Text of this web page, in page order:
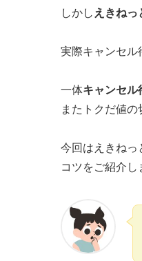
しかし えきねっ
実際キャンセル
一体キャンセル
またトクだ値の
今回はえきねっ
コツをご紹介し